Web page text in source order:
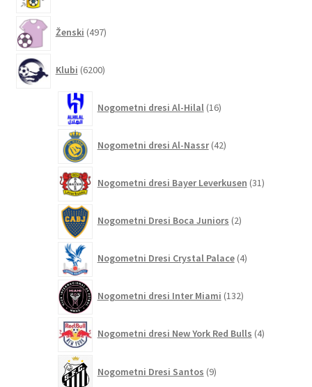
Ženski 497izdelkov
Klubi 6200izdelkov
Nogometni dresi Al-Hilal 16izdelkov
Nogometni dresi Al-Nassr 42izdelkov
Nogometni dresi Bayer Leverkusen 31izdelkov
Nogometni Dresi Boca Juniors 2izdelka
Nogometni Dresi Crystal Palace 4izdelki
Nogometni dresi Inter Miami 132izdelkov
Nogometni dresi New York Red Bulls 4izdelki
Nogometni Dresi Santos 9izdelkov